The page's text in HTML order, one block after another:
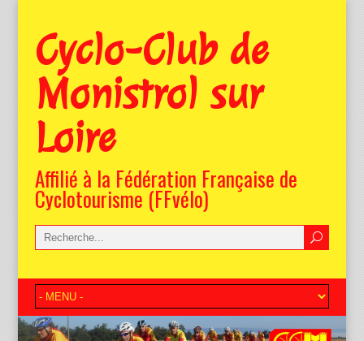
Cyclo-Club de
Monistrol sur
Loire
Affilié à la Fédération Française de
Cyclotourisme (FFvélo)